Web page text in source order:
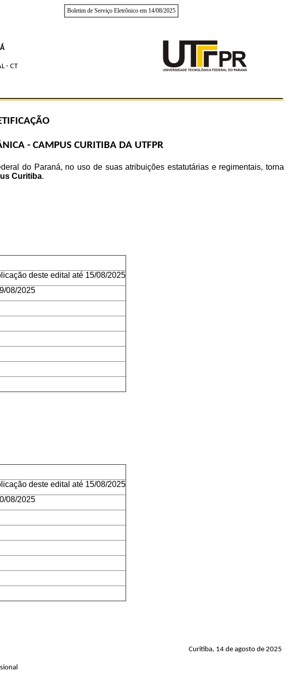
Boletim de Serviço Eletrônico em 14/08/2025
- CT
- CAMPUS CURITIBA DA UTFPR
do Paraná, no uso de suas atribuições estatutárias e regimentais, torna
Curitiba.
deste edital até 15/08/2025
08/2025
deste edital até 15/08/2025
08/2025
Curitiba, 14 de agosto de 2025